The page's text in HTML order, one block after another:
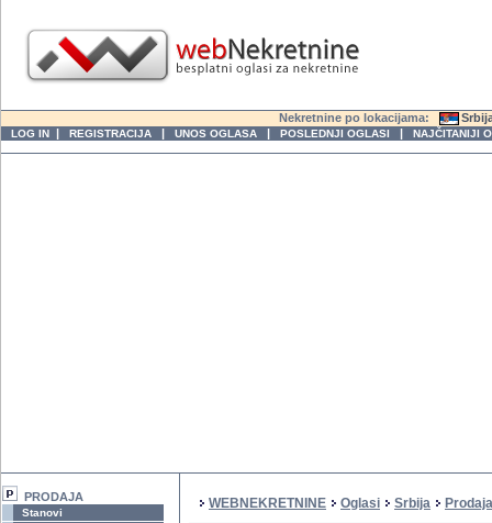
Nekretnine po lokacijama:
LOG IN | REGISTRACIJA | UNOS OGLASA | POSLEDNJI OGLASI | NAJČITANIJI
PRODAJA
Stanovi
WEBNEKRETNINE Oglasi Srbija